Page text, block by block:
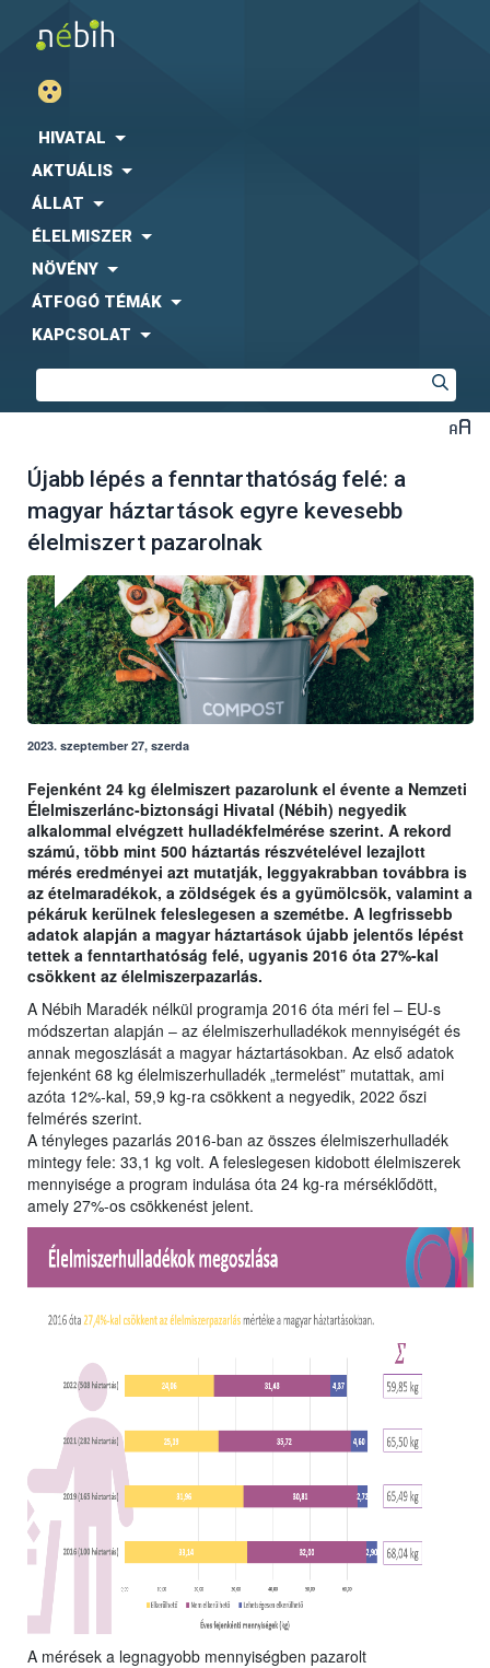
HIVATAL
AKTUÁLIS
ÁLLAT
ÉLELMISZER
NÖVÉNY
ÁTFOGÓ TÉMÁK
KAPCSOLAT
Újabb lépés a fenntarthatóság felé: a
magyar háztartások egyre kevesebb
élelmiszert pazarolnak
2023. szeptember 27, szerda
Fejenként 24 kg élelmiszert pazarolunk el évente a Nemzeti
Élelmiszerlánc-biztonsági Hivatal (Nébih) negyedik
alkalommal elvégzett hulladékfelmérése szerint. A rekord
számú, több mint 500 háztartás részvételével lezajlott
mérés eredményei azt mutatják, leggyakrabban továbbra is
az ételmaradékok, a zöldségek és a gyümölcsök, valamint a
pékáruk kerülnek feleslegesen a szemétbe. A legfrissebb
adatok alapján a magyar háztartások újabb jelentős lépést
tettek a fenntarthatóság felé, ugyanis 2016 óta 27%-kal
csökkent az élelmiszerpazarlás.
A Nébih Maradék nélkül programja 2016 óta méri fel ‒ EU-s
módszertan alapján ‒ az élelmiszerhulladékok mennyiségét és
annak megoszlását a magyar háztartásokban. Az első adatok
fejenként 68 kg élelmiszerhulladék „termelést” mutattak, ami
azóta 12%-kal, 59,9 kg-ra csökkent a negyedik, 2022 őszi
felmérés szerint.
A tényleges pazarlás 2016-ban az összes élelmiszerhulladék
mintegy fele: 33,1 kg volt. A feleslegesen kidobott élelmiszerek
mennyisége a program indulása óta 24 kg-ra mérséklődött,
amely 27%-os csökkenést jelent.
A mérések a legnagyobb mennyiségben pazarolt